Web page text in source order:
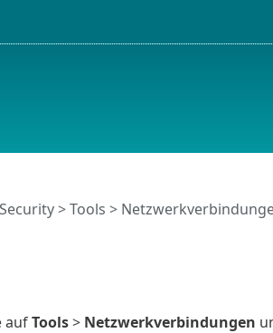
>Tools >
aufTools> Netzwerkverbindungen